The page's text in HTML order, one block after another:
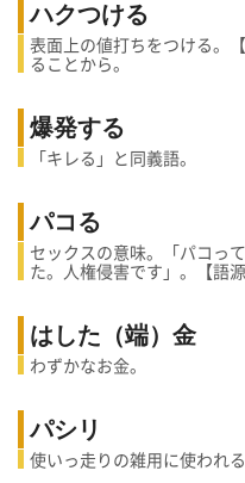
ハクつける
表面上の値打ちをつける。
ることから。
爆発する
「キレる」と同義語。
パコる
セックスの意味。「パコっ
た。人権侵害です」。【語
はした（端）金
わずかなお金。
パシリ
使いっ走りの雑用に使われる